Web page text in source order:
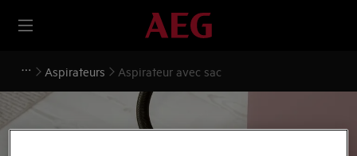
Aspirateurs Aspirateur avec sac